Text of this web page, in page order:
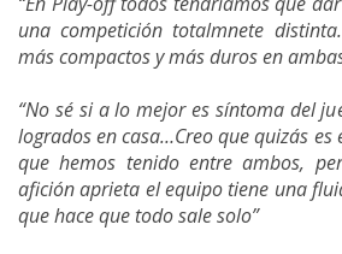
una competición totalmnete
más compactos y más duros en
“No sé si a lo mejor es síntoma del
logrados en casa…Creo que quizás
que hemos tenido entre ambos,
afición aprieta el equipo tiene una
que hace que todo sale solo”